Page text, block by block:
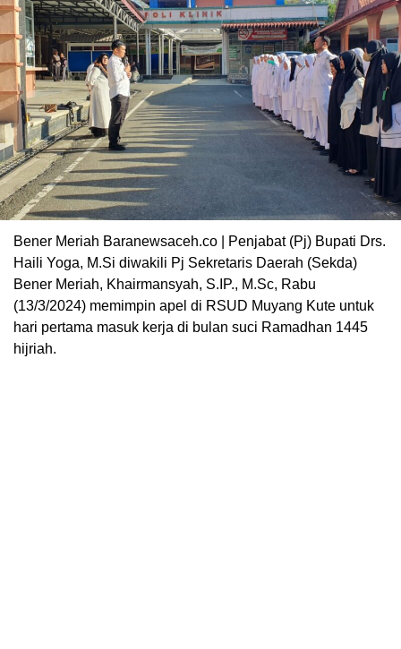
Bener Meriah Baranewsaceh.co | Penjabat (Pj) Bupati Drs.
Haili Yoga, M.Si diwakili Pj Sekretaris Daerah (Sekda)
Bener Meriah, Khairmansyah, S.IP., M.Sc, Rabu
(13/3/2024) memimpin apel di RSUD Muyang Kute untuk
hari pertama masuk kerja di bulan suci Ramadhan 1445
hijriah.